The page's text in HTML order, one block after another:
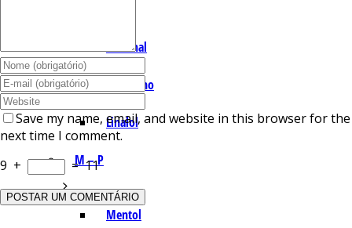
Lemonal
Limoneno
Linalol
M – P
Mentol
Save my name, email, and website in this browser for the
next time I comment.
9 + =11